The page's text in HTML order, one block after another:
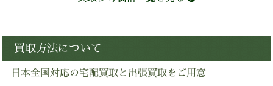
買取方法について
日本全国対応の宅配買取と出張買取をご用意